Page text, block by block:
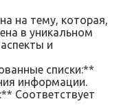
на тему, которая,
в уникальном
и
списки:**
информации.
Соответствует